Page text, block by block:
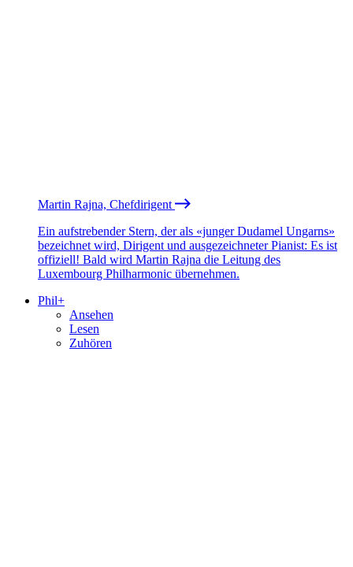
Martin Rajna, Chefdirigent
Ein aufstrebender Stern, der als «junger Dudamel Ungarns»
bezeichnet wird, Dirigent und ausgezeichneter Pianist: Es ist
offiziell! Bald wird Martin Rajna die Leitung des
Luxembourg Philharmonic übernehmen.
Phil+
Ansehen
Lesen
Zuhören